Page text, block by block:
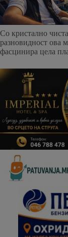
Со кристално
разновидност ова
фасцинира цела